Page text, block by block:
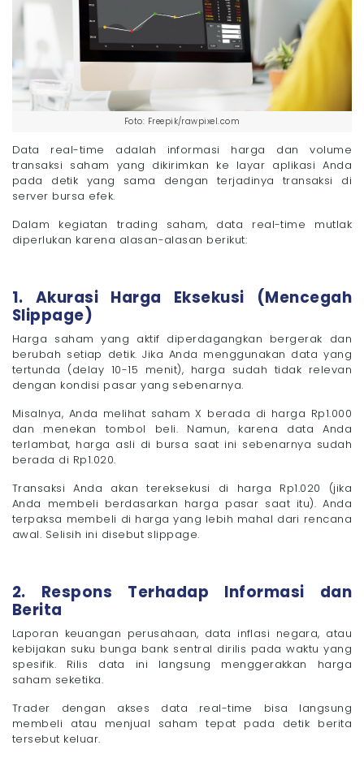
Foto: Freepik/rawpixel.com
Data real-time adalah informasi harga dan volume
transaksi saham yang dikirimkan ke layar aplikasi Anda
pada detik yang sama dengan terjadinya transaksi di
server bursa efek.
Dalam kegiatan trading saham, data real-time mutlak
diperlukan karena alasan-alasan berikut:
1. Akurasi Harga Eksekusi (Mencegah
Slippage)
Harga saham yang aktif diperdagangkan bergerak dan
berubah setiap detik. Jika Anda menggunakan data yang
tertunda (delay 10-15 menit), harga sudah tidak relevan
dengan kondisi pasar yang sebenarnya.
Misalnya, Anda melihat saham X berada di harga Rp1.000
dan menekan tombol beli. Namun, karena data Anda
terlambat, harga asli di bursa saat ini sebenarnya sudah
berada di Rp1.020.
Transaksi Anda akan tereksekusi di harga Rp1.020 (jika
Anda membeli berdasarkan harga pasar saat itu). Anda
terpaksa membeli di harga yang lebih mahal dari rencana
awal. Selisih ini disebut slippage.
2. Respons Terhadap Informasi dan
Berita
Laporan keuangan perusahaan, data inflasi negara, atau
kebijakan suku bunga bank sentral dirilis pada waktu yang
spesifik. Rilis data ini langsung menggerakkan harga
saham seketika.
Trader dengan akses data real-time bisa langsung
membeli atau menjual saham tepat pada detik berita
tersebut keluar.